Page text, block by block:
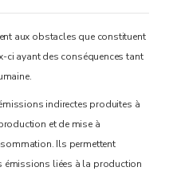
aux obstacles que constituent
ci ayant des conséquences tant
indirectes produites à
et de mise à
Ils permettent
émissions liées à la production